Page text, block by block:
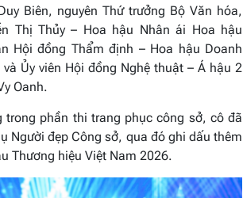
Biên, nguyên Thứ trưởng Bộ Văn hóa,
Thị Thủy – Hoa hậu Nhân ái Hoa hậu
Hội đồng Thẩm định – Hoa hậu Doanh
và Ủy viên Hội đồng Nghệ thuật – Á hậu 2
Oanh.
phần thi trang phục công sở, cô đã
Người đẹp Công sở, qua đó ghi dấu thêm
Thương hiệu Việt Nam 2026.